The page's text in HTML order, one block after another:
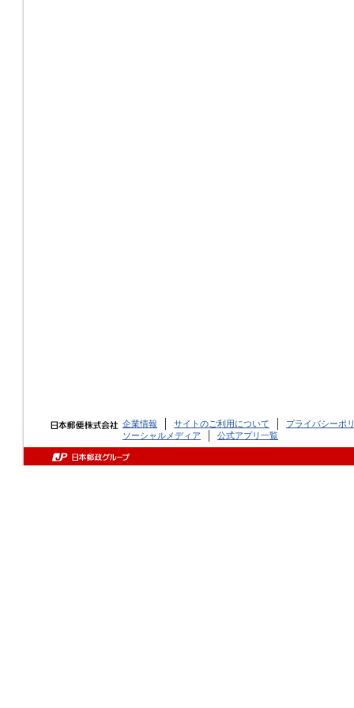
企業情報 サイトのご利用について
プライバシーポ
ソーシャルメディア
公式アプリ一覧